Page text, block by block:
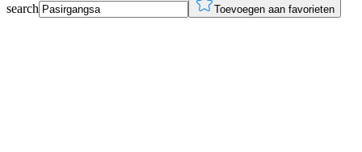
search Toevoegen aan favorieten